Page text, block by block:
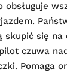
obsługuje
skupić się na
czuwa
Pomaga